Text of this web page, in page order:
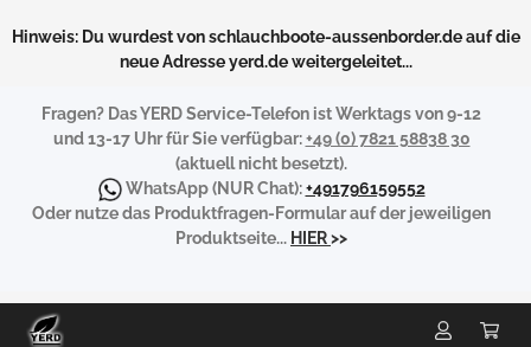
Hinweis: Du wurdest von schlauchboote-aussenborder.de auf die
neue Adresse yerd.de weitergeleitet...
Fragen? Das YERD Service-Telefon ist Werktags von 9-12
und 13-17 Uhr für Sie verfügbar:+49 (0) 7821 58838 30
(aktuell nicht besetzt).
WhatsApp(NUR Chat):+491796159552
Oder nutze das Produktfragen-Formular auf der jeweiligen
Produktseite... HIER>>